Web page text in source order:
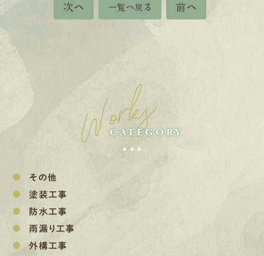
次へ 一覧へ戻る 前へ
Works
CATEGORY
その他
塗装工事
防水工事
雨漏り工事
外構工事